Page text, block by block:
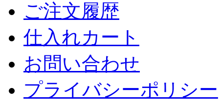
ご注文履歴
仕入れカート
お問い合わせ
プライバシーポリシー